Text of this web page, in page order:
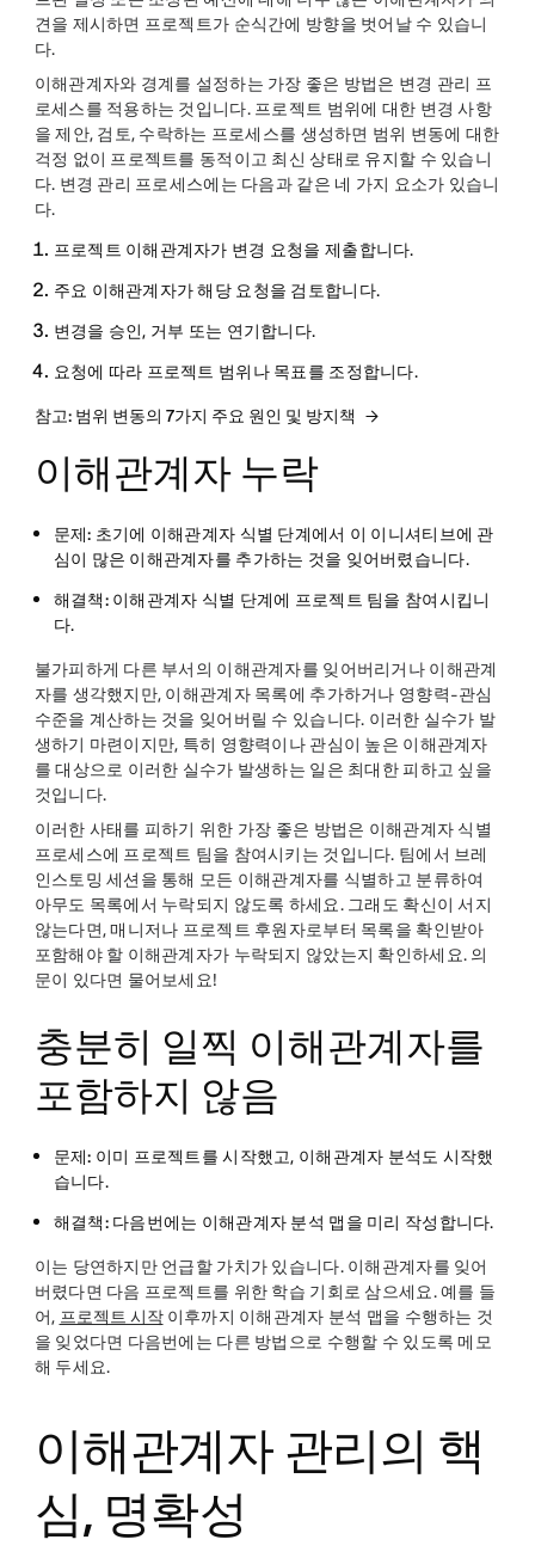
견을 제시하면 프로젝트가 순식간에 방향을 벗어날 수 있습니
다.
이해관계자와 경계를 설정하는 가장 좋은 방법은 변경 관리 프
로세스를 적용하는 것입니다. 프로젝트 범위에 대한 변경 사항
을 제안, 검토, 수락하는 프로세스를 생성하면 범위 변동에 대한
걱정 없이 프로젝트를 동적이고 최신 상태로 유지할 수 있습니
다. 변경 관리 프로세스에는 다음과 같은 네 가지 요소가 있습니
다.
프로젝트 이해관계자가 변경 요청을 제출합니다.
주요 이해관계자가 해당 요청을 검토합니다.
변경을 승인, 거부 또는 연기합니다.
요청에 따라 프로젝트 범위나 목표를 조정합니다.
참고: 범위 변동의 7가지 주요 원인 및 방지책
이해관계자 누락
문제: 초기에 이해관계자 식별 단계에서 이 이니셔티브에 관
심이 많은 이해관계자를 추가하는 것을 잊어버렸습니다.
해결책: 이해관계자 식별 단계에 프로젝트 팀을 참여시킵니
다.
불가피하게 다른 부서의 이해관계자를 잊어버리거나 이해관계
자를 생각했지만, 이해관계자 목록에 추가하거나 영향력-관심
수준을 계산하는 것을 잊어버릴 수 있습니다. 이러한 실수가 발
생하기 마련이지만, 특히 영향력이나 관심이 높은 이해관계자
를 대상으로 이러한 실수가 발생하는 일은 최대한 피하고 싶을
것입니다.
이러한 사태를 피하기 위한 가장 좋은 방법은 이해관계자 식별
프로세스에 프로젝트 팀을 참여시키는 것입니다. 팀에서 브레
인스토밍 세션을 통해 모든 이해관계자를 식별하고 분류하여
아무도 목록에서 누락되지 않도록 하세요. 그래도 확신이 서지
않는다면, 매니저나 프로젝트 후원자로부터 목록을 확인받아
포함해야 할 이해관계자가 누락되지 않았는지 확인하세요. 의
문이 있다면 물어보세요!
충분히 일찍 이해관계자를
포함하지 않음
문제: 이미 프로젝트를 시작했고, 이해관계자 분석도 시작했
습니다.
해결책: 다음번에는 이해관계자 분석 맵을 미리 작성합니다.
이는 당연하지만 언급할 가치가 있습니다. 이해관계자를 잊어
버렸다면 다음 프로젝트를 위한 학습 기회로 삼으세요. 예를 들
어, 프로젝트 시작이후까지 이해관계자 분석 맵을 수행하는 것
을 잊었다면 다음번에는 다른 방법으로 수행할 수 있도록 메모
해 두세요.
이해관계자 관리의 핵
심, 명확성